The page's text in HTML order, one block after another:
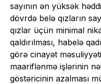
sayının ən yüksək
dövrdə belə qızların
qızlar üçün minimal
qaldırılması, habelə
görə cinayət
maariflənmə işlərinin
göstəricinin azalması